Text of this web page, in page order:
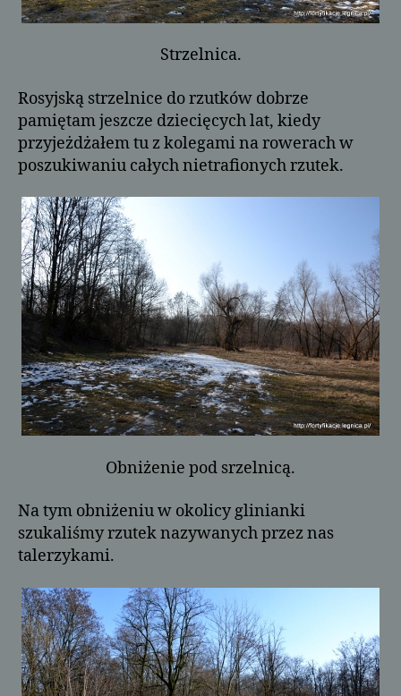
Strzelnica.
Rosyjską strzelnice do rzutków dobrze
pamiętam jeszcze dziecięcych lat, kiedy
przyjeżdżałem tu z kolegami na rowerach w
poszukiwaniu całych nietrafionych rzutek.
Obniżenie pod srzelnicą.
Na tym obniżeniu w okolicy glinianki
szukaliśmy rzutek nazywanych przez nas
talerzykami.